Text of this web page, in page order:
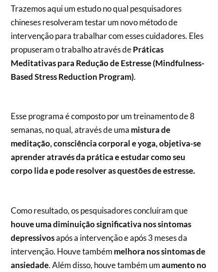
Trazemos aqui um estudo no qual pesquisadores
chineses resolveram testar um novo método de
intervenção para trabalhar com esses cuidadores. Eles
propuseram o trabalho através dePráticas
Meditativas para Redução de Estresse (Mindfulness-
Based Stress Reduction Program).
Esse programa é composto por um treinamento de 8
semanas, no qual, através de uma mistura de
meditação, consciência corporal e yoga, objetiva-se
aprender através da prática e estudar como seu
corpo lida e pode resolver as questões de estresse.
Como resultado, os pesquisadores concluíram que
houve uma diminuição significativa nos sintomas
depressivosapós a intervenção e após 3 meses da
intervenção. Houve também melhora nos sintomas de
ansiedade. Além disso, houve também umaumento no